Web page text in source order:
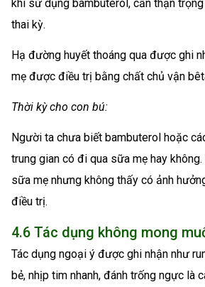
khi sử dụng bambuterol, cần thận
thai kỳ.
Hạ đường huyết thoáng qua được ghi
mẹ được điều trị bằng chất chủ vận
Thời kỳ cho con bú:
Người ta chưa biết bambuterol hoặc
trung gian có đi qua sữa mẹ hay
sữa mẹ nhưng không thấy có ảnh
điều trị.
4.6 Tác dụng không mong
Tác dụng ngoại ý được ghi nhận như
bẻ, nhịp tim nhanh, đánh trống ngực là